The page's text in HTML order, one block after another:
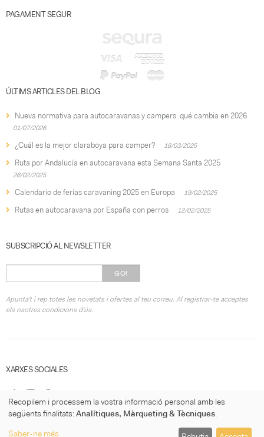
PAGAMENT SEGUR
ÚLTIMS ARTICLES DEL BLOG
Nueva normativa para autocaravanas y campers: qué cambia en 2026
01/07/2026
¿Cuál es la mejor claraboya para camper? 18/03/2025
Ruta por Andalucía en autocaravana esta Semana Santa 2025
26/02/2025
Calendario de ferias caravaning 2025 en Europa 19/02/2025
Rutas en autocaravana por España con perros 12/02/2025
SUBSCRIPCIÓ AL NEWSLETTER
GO!
Apunta't i rep totes les novetats i ofertes al teu correu. Al registrar-te acceptes
els nsotres condicions d'ús.
XARXES SOCIALES
Recopilem i processem la vostra informació personal amb les
següents finalitats:Analítiques, Màrqueting & Tècniques.
Saber-ne més